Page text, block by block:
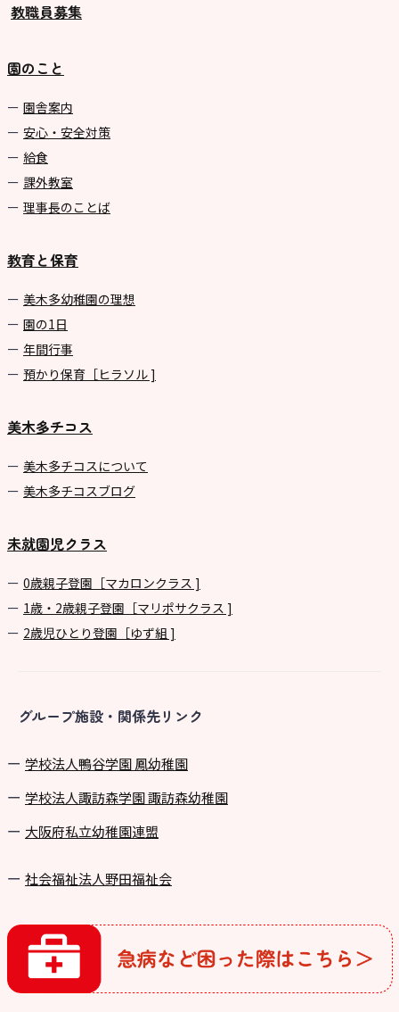
教職員募集
園のこと
園舎案内
安心・安全対策
給食
課外教室
理事長のことば
教育と保育
美⽊多幼稚園の理想
園の1⽇
年間⾏事
預かり保育［ヒラソル ]
美木多チコス
美⽊多チコスについて
美⽊多チコスブログ
未就園児クラス
0歳親子登園［マカロンクラス ]
1歳・2歳親子登園［マリポサクラス ]
2歳児ひとり登園［ゆず組 ]
グループ施設・関係先リンク
学校法⼈鴨⾕学園 鳳幼稚園
学校法⼈諏訪森学園 諏訪森幼稚園
⼤阪府私⽴幼稚園連盟
社会福祉法人野田福祉会